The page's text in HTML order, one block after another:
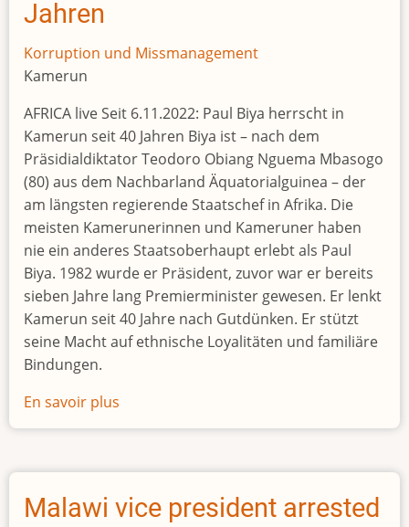
(and
Jahren
Korruption und Missmanagement
Kamerun
AFRICA live Seit 6.11.2022: Paul Biya herrscht in
Kamerun seit 40 Jahren Biya ist – nach dem
Präsidialdiktator Teodoro Obiang Nguema Mbasogo
(80) aus dem Nachbarland Äquatorialguinea – der
am längsten regierende Staatschef in Afrika. Die
meisten Kamerunerinnen und Kameruner haben
nie ein anderes Staatsoberhaupt erlebt als Paul
Biya. 1982 wurde er Präsident, zuvor war er bereits
sieben Jahre lang Premierminister gewesen. Er lenkt
Kamerun seit 40 Jahre nach Gutdünken. Er stützt
seine Macht auf ethnische Loyalitäten und familiäre
Bindungen.
En savoir plus
Seit
Paul
Biya
herrscht
Malawi vice president arrested